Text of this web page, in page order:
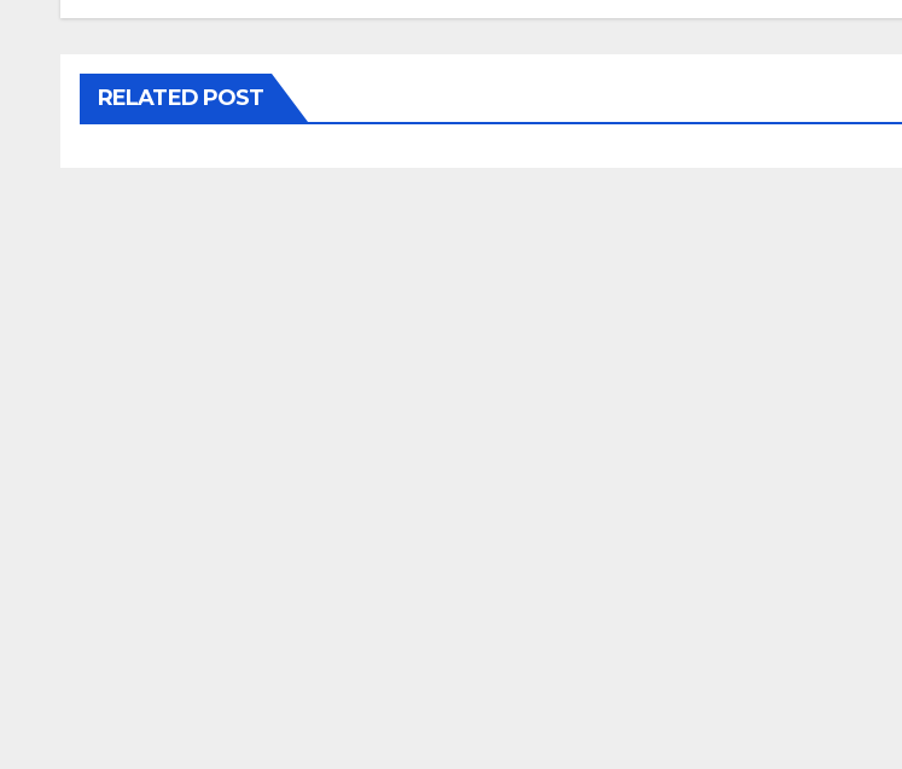
RELATED POST